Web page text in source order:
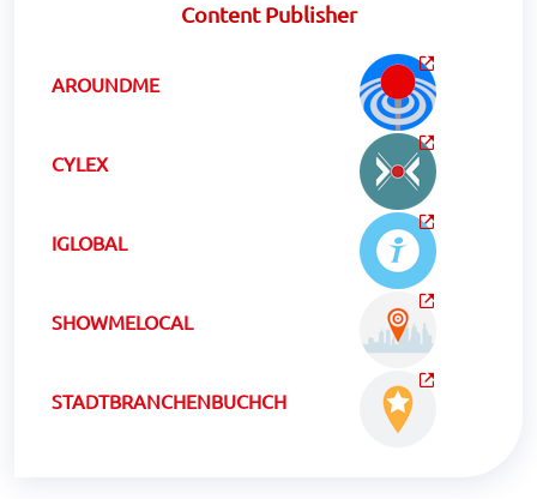
Content Publisher
AROUNDME
CYLEX
IGLOBAL
SHOWMELOCAL
STADTBRANCHENBUCHCH